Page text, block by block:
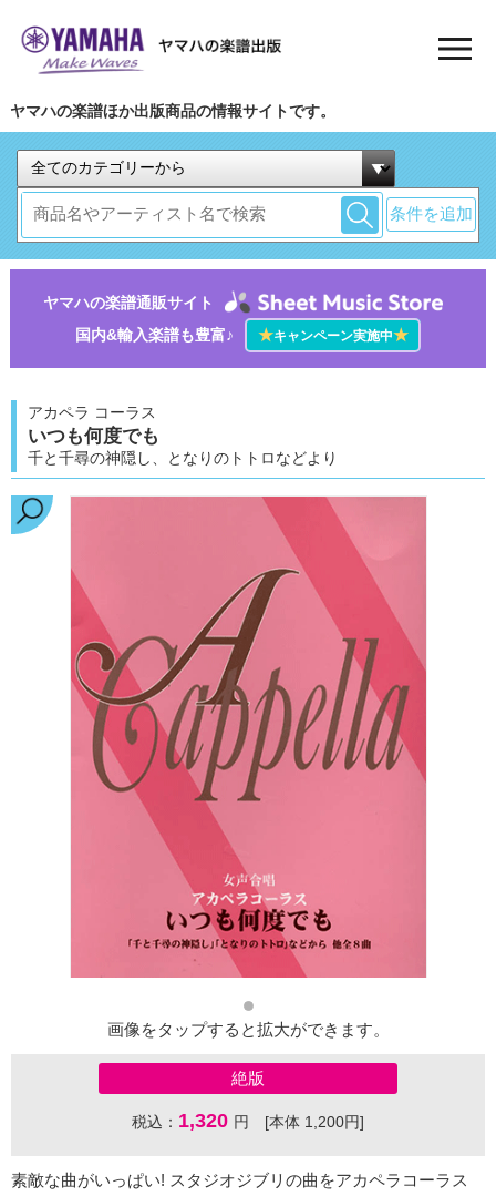
ヤマハの楽譜ほか出版商品の情報サイトです。
条件を追加
ヤマハの楽譜通販サイト
国内&輸入楽譜も豊富♪
★キャンペーン実施中★
アカペラ コーラス
いつも何度でも
千と千尋の神隠し、となりのトトロなどより
画像をタップすると拡大ができます。
絶版
税込： 1,320 円 [本体 1,200円]
素敵な曲がいっぱい! スタジオジブリの曲をアカペラコーラス